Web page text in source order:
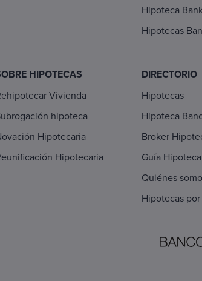
Hipoteca
Hipotecas
HIPOTECAS
Vivienda
hipoteca
Hipotecaria
Hipotecaria
DIRECTORIO
Hipotecas
Hipoteca
Broker
Guía
Quiénes
Hipotecas